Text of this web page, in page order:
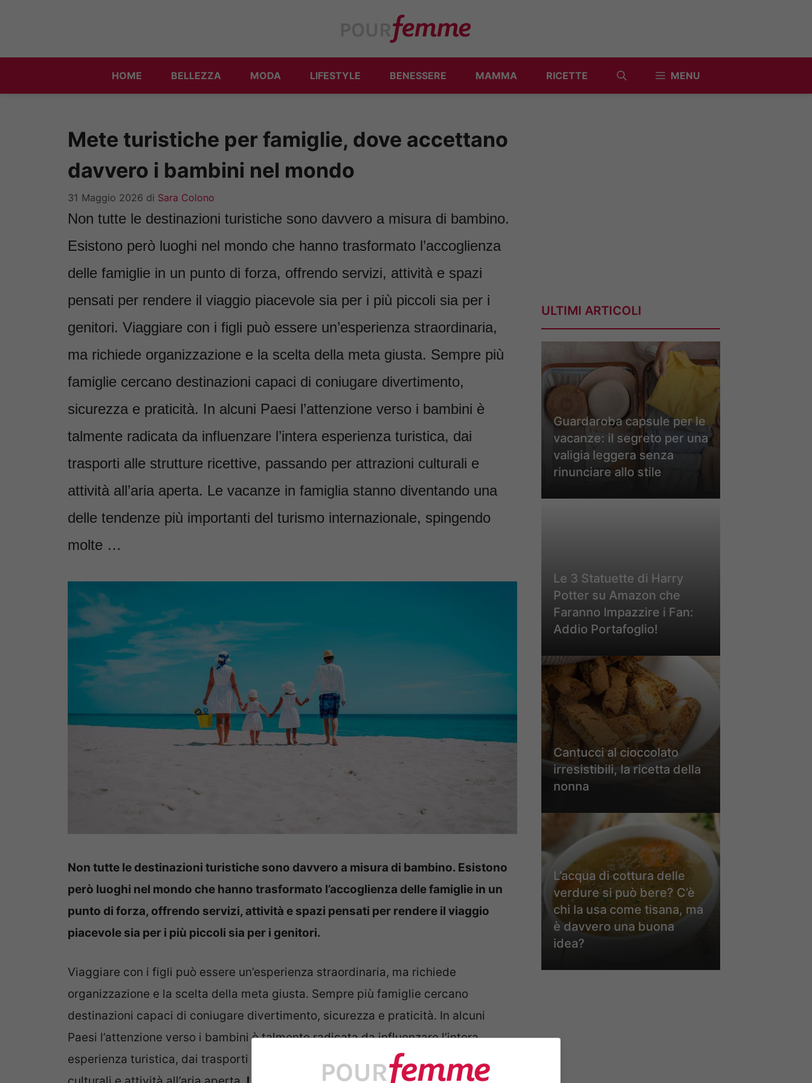
HOME BELLEZZA MODA LIFESTYLE BENESSERE MAMMA RICETTE MENU
Mete turistiche per famiglie, dove accettano
davvero i bambini nel mondo
31 Maggio 2026 di Sara Colono
Non tutte le destinazioni turistiche sono davvero a misura di bambino.
Esistono però luoghi nel mondo che hanno trasformato l’accoglienza
delle famiglie in un punto di forza, offrendo servizi, attività e spazi
pensati per rendere il viaggio piacevole sia per i più piccoli sia per i
genitori. Viaggiare con i figli può essere un’esperienza straordinaria,
ma richiede organizzazione e la scelta della meta giusta. Sempre più
famiglie cercano destinazioni capaci di coniugare divertimento,
sicurezza e praticità. In alcuni Paesi l’attenzione verso i bambini è
talmente radicata da influenzare l’intera esperienza turistica, dai
trasporti alle strutture ricettive, passando per attrazioni culturali e
attività all’aria aperta. Le vacanze in famiglia stanno diventando una
delle tendenze più importanti del turismo internazionale, spingendo
molte …
Non tutte le destinazioni turistiche sono davvero a misura di bambino. Esistono
però luoghi nel mondo che hanno trasformato l’accoglienza delle famiglie in un
punto di forza, offrendo servizi, attività e spazi pensati per rendere il viaggio
piacevole sia per i più piccoli sia per i genitori.
Viaggiare con i figli può essere un’esperienza straordinaria, ma richiede
organizzazione e la scelta della meta giusta. Sempre più famiglie cercano
destinazioni capaci di coniugare divertimento, sicurezza e praticità. In alcuni
Paesi l’attenzione verso i bambini è talmente radicata da influenzare l’intera
esperienza turistica, dai trasporti alle strutture ricettive, passando per attrazioni
ULTIMI ARTICOLI
Guardaroba capsule per le
vacanze: il segreto per una
valigia leggera senza
rinunciare allo stile
Le 3 Statuette di Harry
Potter su Amazon che
Faranno Impazzire i Fan:
Addio Portafoglio!
Cantucci al cioccolato
irresistibili, la ricetta della
nonna
L’acqua di cottura delle
verdure si può bere? C’è
chi la usa come tisana, ma
è davvero una buona
idea?